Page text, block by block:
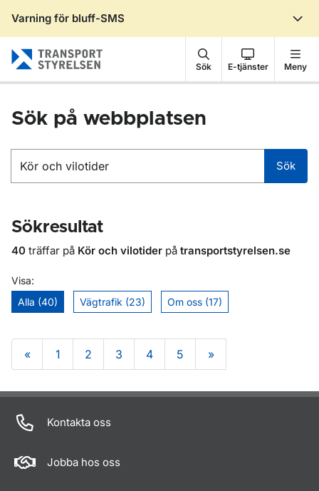
Varning för bluff-SMS
Sök E-tjänster Meny
Sök på webbplatsen
Sök
Sökresultat
40 träffar på Kör och vilotider på transportstyrelsen.se
Visa:
Alla (40)
Vägtrafik (23) Om oss (17)
« 1 2 3 4 5 »
Om sidan
Kontakta oss
Jobba hos oss